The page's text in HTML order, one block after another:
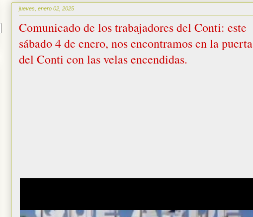
jueves, enero 02, 2025
Comunicado de los trabajadores del Conti: este
sábado 4 de enero, nos encontramos en la puerta
del Conti con las velas encendidas.